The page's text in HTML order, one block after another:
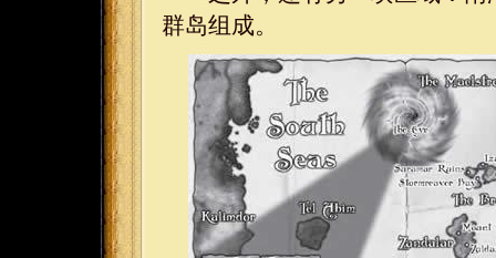
群岛组成。